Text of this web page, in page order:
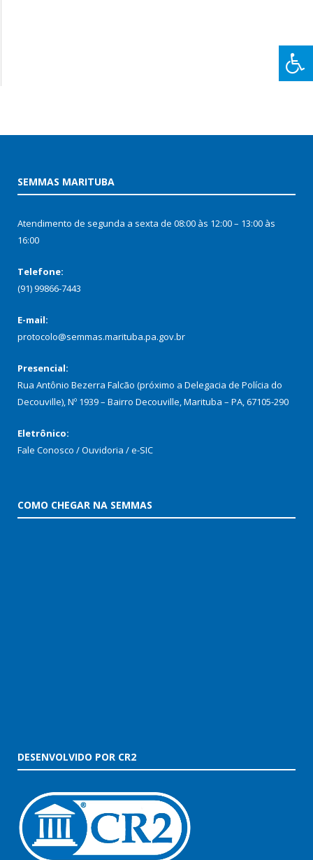
SEMMAS MARITUBA
Atendimento de segunda a sexta de 08:00 às 12:00 – 13:00 às
16:00
Telefone:
(91) 99866-7443
E-mail:
protocolo@semmas.marituba.pa.gov.br
Presencial:
Rua Antônio Bezerra Falcão (próximo a Delegacia de Polícia do
Decouville), Nº 1939 – Bairro Decouville, Marituba – PA, 67105-290
Eletrônico:
Fale Conosco / Ouvidoria / e-SIC
COMO CHEGAR NA SEMMAS
DESENVOLVIDO POR CR2